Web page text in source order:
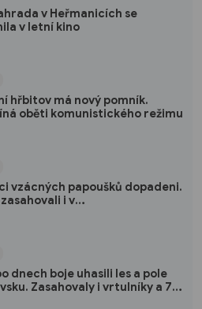
v Heřmanicích se
v letní kino
hřbitov má nový pomník.
oběti komunistického režimu
vzácných papoušků dopadeni.
i v
kraji
dnech boje uhasili les a pole
Zasahovaly i vrtulníky a 74